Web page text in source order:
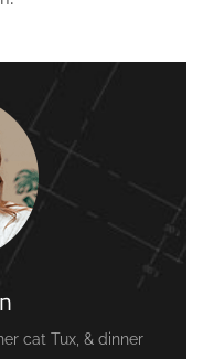
cat Tux, & dinner